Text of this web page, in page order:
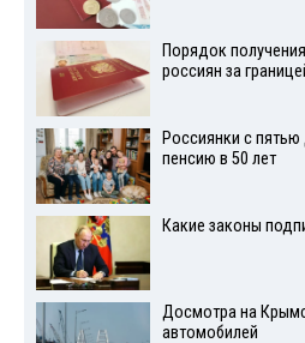
Порядок
россиян за
Россиянки с
пенсию в 50 лет
Какие законы
Досмотра на
автомобилей